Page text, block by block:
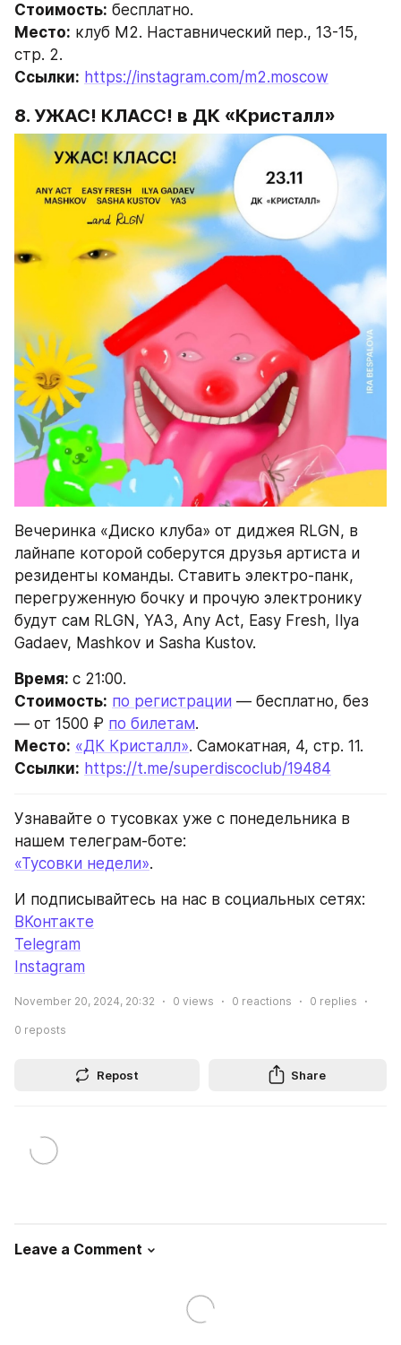
Стоимость: бесплатно.
Место: клуб М2. Наставнический пер., 13-15,
стр. 2.
Ссылки: https://instagram.com/m2.moscow
8. УЖАС! КЛАСС! в ДК «Кристалл»
Вечеринка «Диско клуба» от диджея RLGN, в
лайнапе которой соберутся друзья артиста и
резиденты команды. Ставить электро-панк,
перегруженную бочку и прочую электронику
будут сам RLGN, YA3, Any Act, Easy Fresh, Ilya
Gadaev, Mashkov и Sasha Kustov.
Время: с 21:00.
Стоимость: по регистрации — бесплатно, без
— от 1500 ₽ по билетам.
Место: «ДК Кристалл». Самокатная, 4, стр. 11.
Ссылки: https://t.me/superdiscoclub/19484
Узнавайте о тусовках уже с понедельника в
нашем телеграм-боте:
«Тусовки недели».
И подписывайтесь на нас в социальных сетях:
ВКонтакте
Telegram
Instagram
November 20, 2024, 20:32 0 views 0 reactions 0 replies
0 reposts
Repost Share
Leave a Comment